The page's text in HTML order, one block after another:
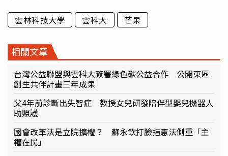
雲林科技大學 雲科大 芒果
相關文章
台灣公益聯盟與雲科大簽署綠色碳公益合作 公開東區
創生共伴計畫三年成果
父4年前診斷出失智症 教授女兒研發陪伴型嬰兒機器人
助照護
國會改革法是立院擴權？ 蘇永欽打臉指憲法側重「主
權在民」